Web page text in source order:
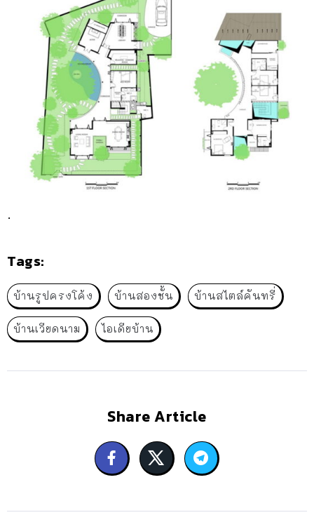
.
Tags:
บ้านรูปครงโค้ง บ้านสองชั้น บ้านสไตล์คันทรี่
บ้านเวียดนาม ไอเดียบ้าน
Share Article